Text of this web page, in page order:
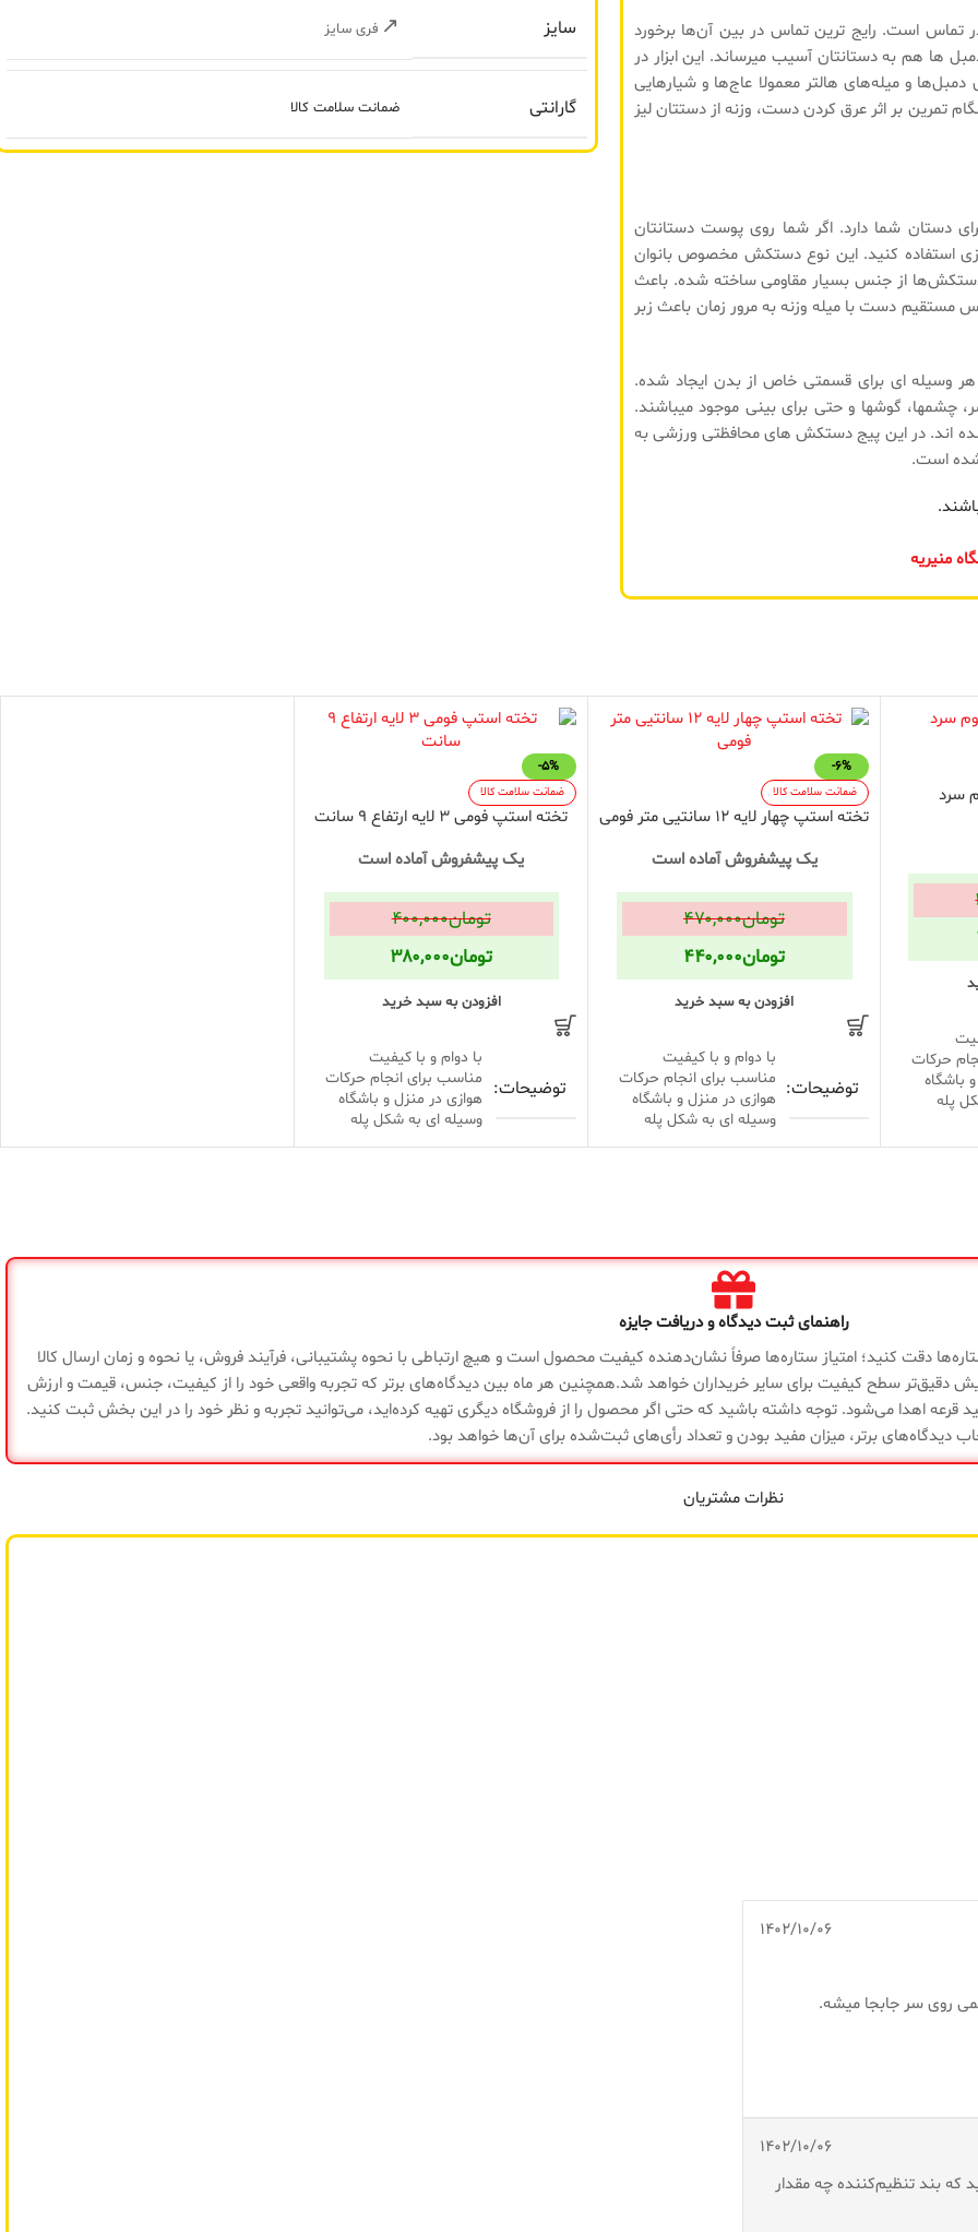
تماس است. رایج ترین تماس در بین آن‌ها برخورد
ها هم به دستانتان آسیب میرساند. این ابزار در
و میله‌های هالتر معمولا عاج‌ها و شیارهایی
تمرین بر اثر عرق کردن دست، وزنه از دستتان لیز
دستان شما دارد. اگر شما روی پوست دستانتان
استفاده کنید. این نوع دستکش‌ مخصوص بانوان
از جنس بسیار مقاومی ساخته شده. باعث
مستقیم دست با میله وزنه به مرور زمان باعث زبر
وسیله ای برای قسمتی خاص از بدن ایجاد شده.
چشمها، گوشها و حتی برای بینی موجود میباشند.
اند. در این پیج دستکش های محافظتی ورزشی به
است.
سایز فری سایز
گارانتی ضمانت سلامت کالا
حرکات
باشگاه
پله
-6%
ضمانت سلامت کالا
تخته استپ چهار لایه 12 سانتیی متر فومی
یک پیشفروش آماده است
تومان۴۷۰,۰۰۰
تومان۴۴۰,۰۰۰
افزودن به سبد خرید
توضیحات
با دوام و با کیفیت
مناسب برای انجام حرکات
هوازی در منزل و باشگاه
وسیله ای به شکل پله
1200 گرم
ارتفاع 12 سانتی متر
ابعاد
کامل
فوم (تزریق سرد)
-5%
ضمانت سلامت کالا
تخته استپ فومی 3 لایه ارتفاع 9 سانت
یک پیشفروش آماده است
تومان۴۰۰,۰۰۰
تومان۳۸۰,۰۰۰
افزودن به سبد خرید
توضیحات
با دوام و با کیفیت
مناسب برای انجام حرکات
هوازی در منزل و باشگاه
وسیله ای به شکل پله
وزن ۲۰۰۰گرم
گارانتی ضمانت سلامت کالا
تولیدی چین
راهنمای ثبت دیدگاه و دریافت جایزه
دقت کنید؛ امتیاز ستاره‌ها صرفاً نشان‌دهنده کیفیت محصول است و هیچ ارتباطی با نحوه پشتیبانی، فرآیند فروش، یا نحوه و زمان ارسال کالا
دقیق‌تر سطح کیفیت برای سایر خریداران خواهد شد.همچنین هر ماه بین دیدگاه‌های برتر که تجربه واقعی خود را از کیفیت، جنس، قیمت و ارزش
قرعه اهدا می‌شود. توجه داشته باشید که حتی اگر محصول را از فروشگاه دیگری تهیه کرده‌اید، می‌توانید تجربه و نظر خود را در این بخش ثبت کنید.
دیدگاه‌های برتر، میزان مفید بودن و تعداد رأی‌های ثبت‌شده برای آن‌ها خواهد بود.
نظرات مشتریان
1402/10/06
روی سر جابجا میشه.
1402/10/06
که بند تنظیم‌کننده چه مقدار